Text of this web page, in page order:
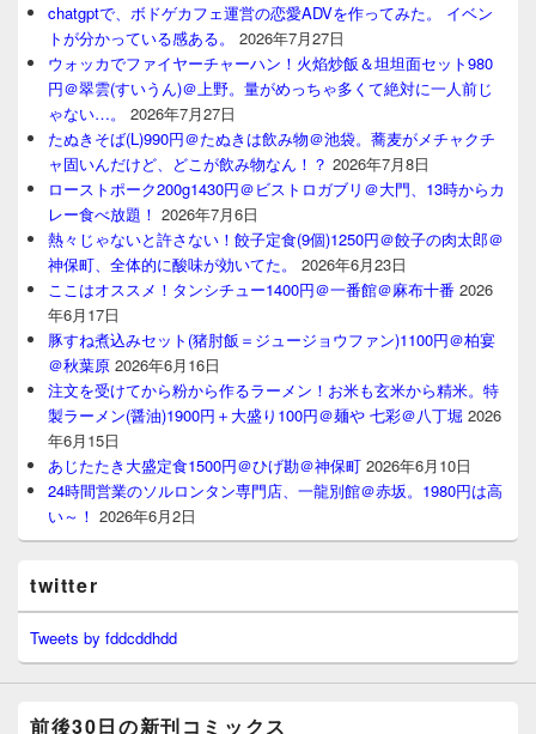
chatgptで、ボドゲカフェ運営の恋愛ADVを作ってみた。 イベン
トが分かっている感ある。
2026年7月27日
ウォッカでファイヤーチャーハン！火焰炒飯＆坦坦面セット980
円＠翠雲(すいうん)＠上野。量がめっちゃ多くて絶対に一人前じ
ゃない…。
2026年7月27日
たぬきそば(L)990円＠たぬきは飲み物＠池袋。蕎麦がメチャクチ
ャ固いんだけど、どこが飲み物なん！？ 2026年7月8日
ローストポーク200g1430円＠ビストロガブリ＠大門、13時からカ
レー食べ放題！ 2026年7月6日
熱々じゃないと許さない！餃子定食(9個)1250円＠餃子の肉太郎＠
神保町、全体的に酸味が効いてた。
2026年6月23日
ここはオススメ！タンシチュー1400円＠一番館＠麻布十番 2026
年6月17日
豚すね煮込みセット(猪肘飯＝ジュージョウファン)1100円＠柏宴
＠秋葉原 2026年6月16日
注文を受けてから粉から作るラーメン！お米も玄米から精米。特
製ラーメン(醤油)1900円＋大盛り100円＠麺や 七彩＠八丁堀 2026
年6月15日
あじたたき大盛定食1500円＠ひげ勘＠神保町 2026年6月10日
24時間営業のソルロンタン専門店、一龍別館＠赤坂。1980円は高
い～！ 2026年6月2日
twitter
Tweets by fddcddhdd
前後30日の新刊コミックス